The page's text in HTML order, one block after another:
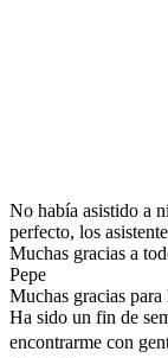
No había asistido a
perfecto, los
Muchas gracias a
Pepe
Muchas gracias
Ha sido un fin de
encontrarme con